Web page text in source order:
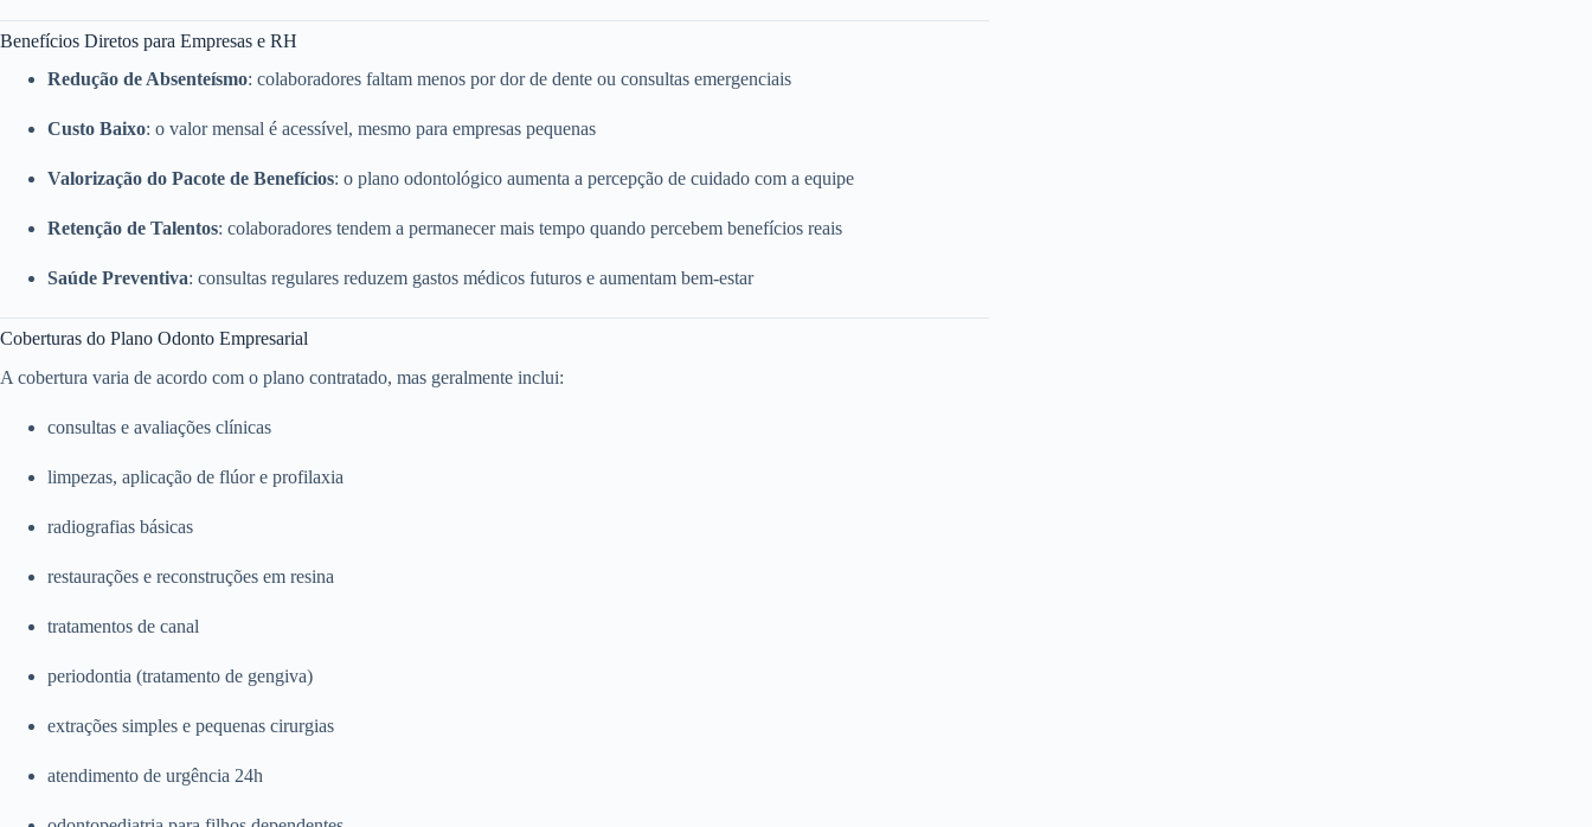
Benefícios Diretos para Empresas e RH
Redução de Absenteísmo: colaboradores faltam menos por dor de dente ou consultas emergenciais
Custo Baixo: o valor mensal é acessível, mesmo para empresas pequenas
Valorização do Pacote de Benefícios: o plano odontológico aumenta a percepção de cuidado com a equipe
Retenção de Talentos: colaboradores tendem a permanecer mais tempo quando percebem benefícios reais
Saúde Preventiva: consultas regulares reduzem gastos médicos futuros e aumentam bem-estar
Coberturas do Plano Odonto Empresarial
A cobertura varia de acordo com o plano contratado, mas geralmente inclui:
consultas e avaliações clínicas
limpezas, aplicação de flúor e profilaxia
radiografias básicas
restaurações e reconstruções em resina
tratamentos de canal
periodontia (tratamento de gengiva)
extrações simples e pequenas cirurgias
atendimento de urgência 24h